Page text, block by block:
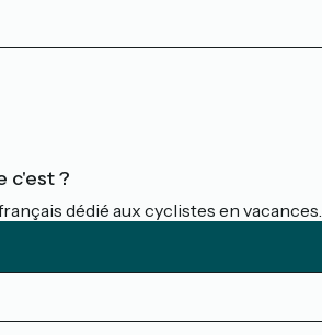
c'est ?
dédié aux cyclistes en vacances.